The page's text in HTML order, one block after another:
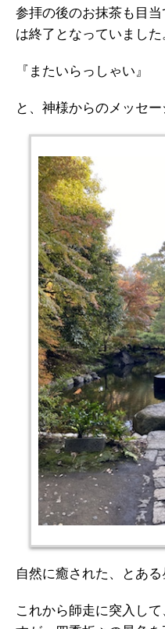
参拝の後のお抹茶も目
は終了となっていました
『またいらっしゃい』
と、神様からのメッセー
自然に癒された、とある
これから師走に突入し